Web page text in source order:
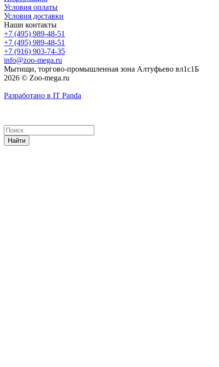
Условия оплаты
Условия доставки
Наши контакты
+7 (495) 989-48-51
+7 (495) 989-48-51
+7 (916) 903-74-35
info@zoo-mega.ru
Мытищи, торгово-промышленная зона Алтуфьево вл1с1Б
2026 © Zoo-mega.ru
Разработано в IT Panda
Найти